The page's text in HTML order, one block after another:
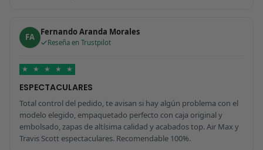
FA Fernando Aranda Morales
Reseña en Trustpilot
★ ★ ★ ★ ★
ESPECTACULARES
Total control del pedido, te avisan si hay algún problema con el
modelo elegido, empaquetado perfecto con caja original y
embolsado, zapas de altísima calidad y acabados top. Air Max y
Travis Scott espectaculares. Recomendable 100%.